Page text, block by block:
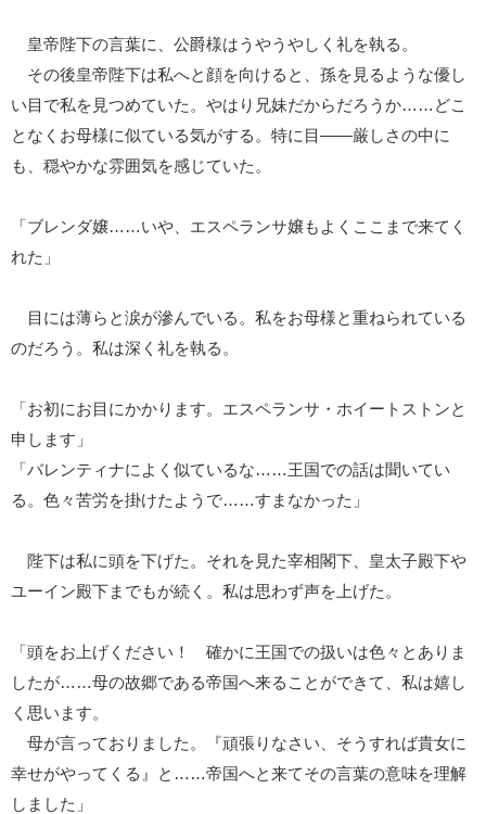
皇帝陛下の言葉に、公爵様はうやうやしく礼を執る。
その後皇帝陛下は私へと顔を向けると、孫を見るような優し
い目で私を見つめていた。やはり兄妹だからだろうか……どこ
となくお母様に似ている気がする。特に目――厳しさの中に
も、穏やかな雰囲気を感じていた。
「ブレンダ嬢……いや、エスペランサ嬢もよくここまで来てく
れた」
目には薄らと涙が滲んでいる。私をお母様と重ねられている
のだろう。私は深く礼を執る。
「お初にお目にかかります。エスペランサ・ホイートストンと
申します」
「バレンティナによく似ているな……王国での話は聞いてい
る。色々苦労を掛けたようで……すまなかった」
陛下は私に頭を下げた。それを見た宰相閣下、皇太子殿下や
ユーイン殿下までもが続く。私は思わず声を上げた。
「頭をお上げください！ 確かに王国での扱いは色々とありま
したが……母の故郷である帝国へ来ることができて、私は嬉し
く思います。
母が言っておりました。『頑張りなさい、そうすれば貴女に
幸せがやってくる』と……帝国へと来てその言葉の意味を理解
しました」